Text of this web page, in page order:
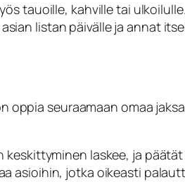
tauoille, kahville tai ulkoilulle.
listan päivälle ja annat
oppia seuraamaan omaa
keskittyminen laskee, ja
asioihin, jotka oikeasti